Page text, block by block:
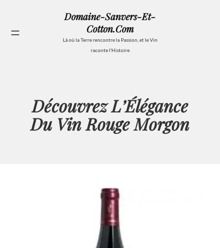
contenu
Domaine-Sanvers-Et-
Cotton.com
Là où la Terre rencontre la Passion, et le Vin
raconte l'Histoire
Découvrez L’Élégance
Du Vin Rouge Morgon